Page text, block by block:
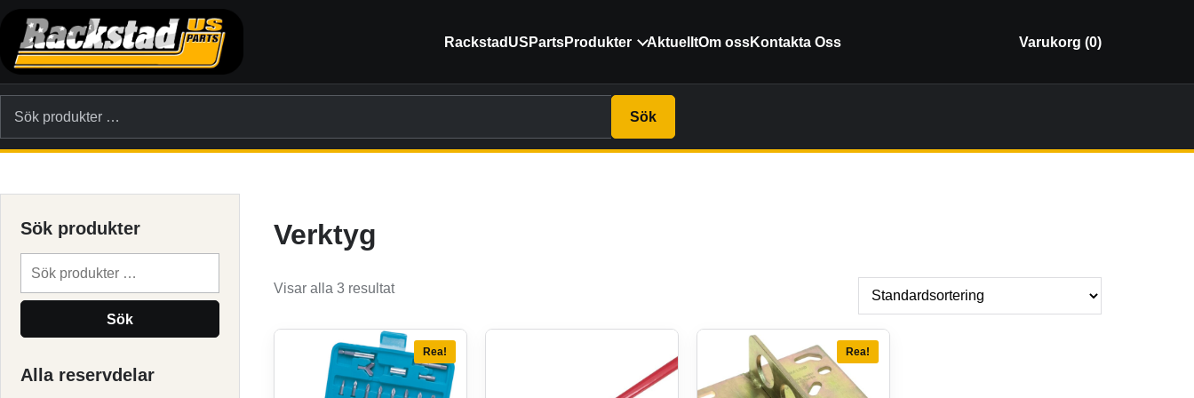
RackstadUSPartsProdukter AktuelltOm ossKontakta Oss Varukorg (0)
Sök
Sök produkter
Sök
Alla reservdelar
Verktyg
Visar alla 3 resultat
Rea! Rea!